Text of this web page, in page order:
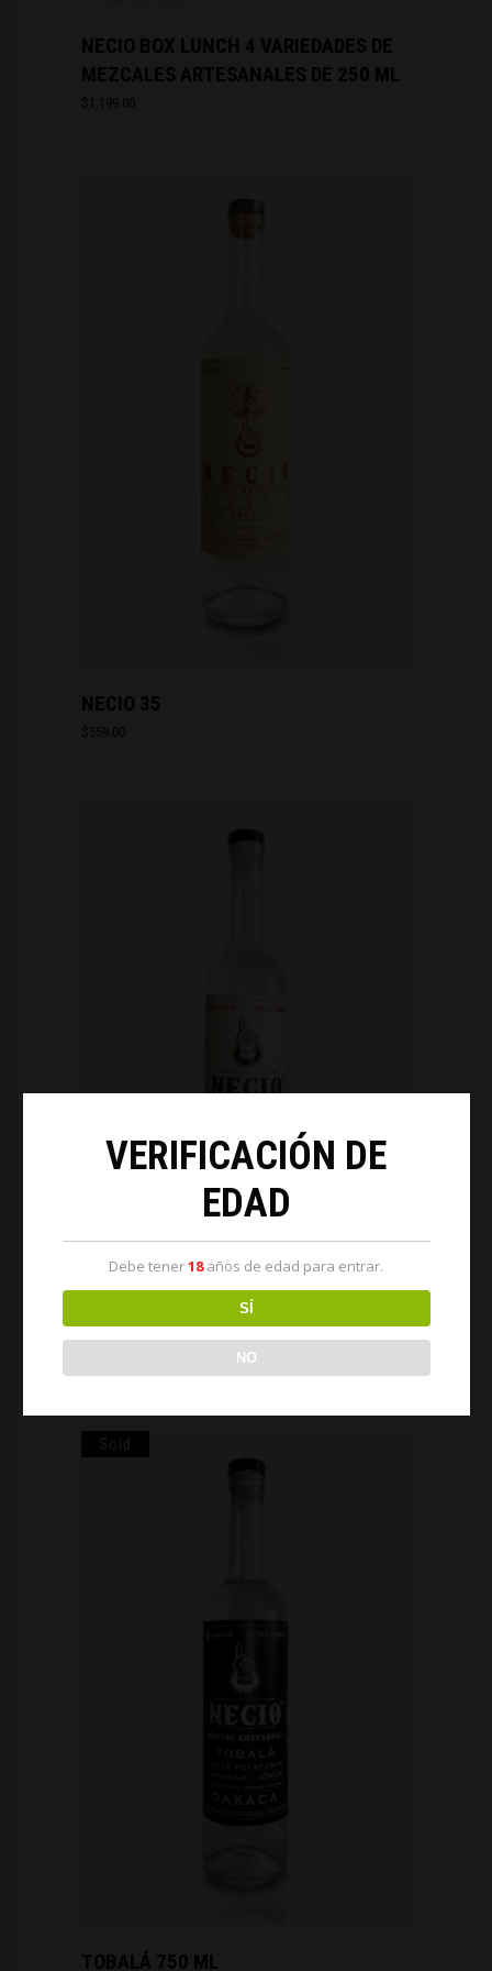
NECIO BOX LUNCH 4 VARIEDADES DE
MEZCALES ARTESANALES DE 250 ML
$ 1,199.00
NECIO 35
$ 559.00
ESPADÍN 750 ML
Sold
TOBALÁ 750 ML
VERIFICACIÓN DE
EDAD
Debe tener18años de edad para entrar.
SÍ
NO